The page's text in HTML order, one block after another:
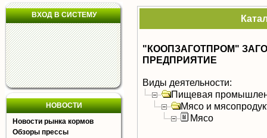
ВХОД В СИСТЕМУ
НОВОСТИ
Новости рынка кормов
Обзоры прессы
"КООПЗАГОТПРОМ"
ПРЕДПРИЯТИЕ
Виды деятельности:
Пищевая
Мясо и
Мясо